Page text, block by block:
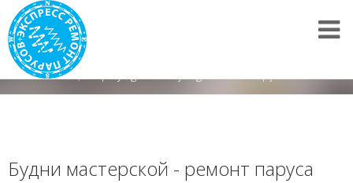
Все новости /
Будни мастерской - ремонт паруса